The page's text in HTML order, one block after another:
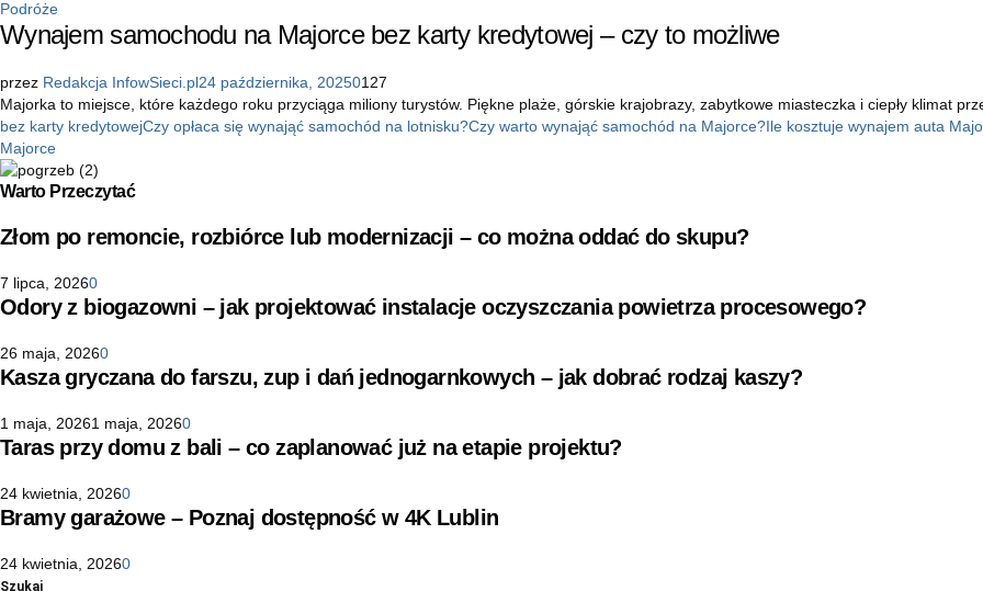
Podróże
Wynajem samochodu na Majorce bez karty kredytowej – czy to możliwe
przez Redakcja InfowSieci.pl24 października, 20250127
Majorka to miejsce, które każdego roku przyciąga miliony turystów. Piękne plaże, górskie krajobrazy, zabytkowe miasteczka i ciepły klimat
bez karty kredytowejCzy opłaca się wynająć samochód na lotnisku?Czy warto wynająć samochód na Majorce?Ile kosztuje wynajem auta
Majorce
Warto Przeczytać
Złom po remoncie, rozbiórce lub modernizacji – co można oddać do skupu?
7 lipca, 20260
Odory z biogazowni – jak projektować instalacje oczyszczania powietrza procesowego?
26 maja, 20260
Kasza gryczana do farszu, zup i dań jednogarnkowych – jak dobrać rodzaj kaszy?
1 maja, 20261 maja, 20260
Taras przy domu z bali – co zaplanować już na etapie projektu?
24 kwietnia, 20260
Bramy garażowe – Poznaj dostępność w 4K Lublin
24 kwietnia, 20260
Szukaj